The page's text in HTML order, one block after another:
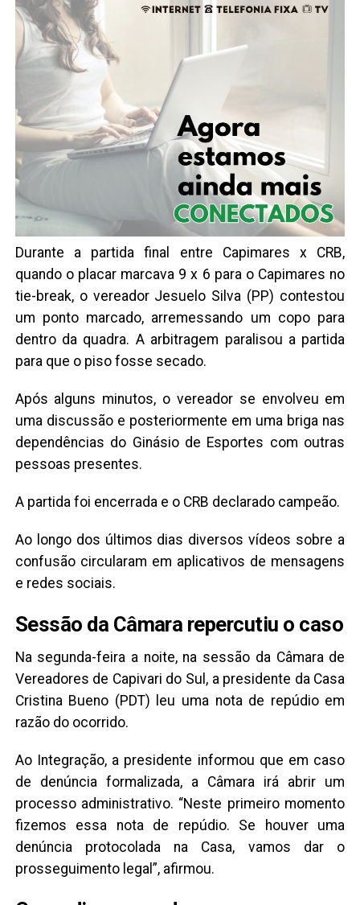
Durante a partida final entre Capimares x CRB,
quando o placar marcava 9 x 6 para o Capimares no
tie-break, o vereador Jesuelo Silva (PP) contestou
um ponto marcado, arremessando um copo para
dentro da quadra. A arbitragem paralisou a partida
para que o piso fosse secado.
Após alguns minutos, o vereador se envolveu em
uma discussão e posteriormente em uma briga nas
dependências do Ginásio de Esportes com outras
pessoas presentes.
A partida foi encerrada e o CRB declarado campeão.
Ao longo dos últimos dias diversos vídeos sobre a
confusão circularam em aplicativos de mensagens
e redes sociais.
Sessão da Câmara repercutiu o caso
Na segunda-feira a noite, na sessão da Câmara de
Vereadores de Capivari do Sul, a presidente da Casa
Cristina Bueno (PDT) leu uma nota de repúdio em
razão do ocorrido.
Ao Integração, a presidente informou que em caso
de denúncia formalizada, a Câmara irá abrir um
processo administrativo. “Neste primeiro momento
fizemos essa nota de repúdio. Se houver uma
denúncia protocolada na Casa, vamos dar o
prosseguimento legal”, afirmou.